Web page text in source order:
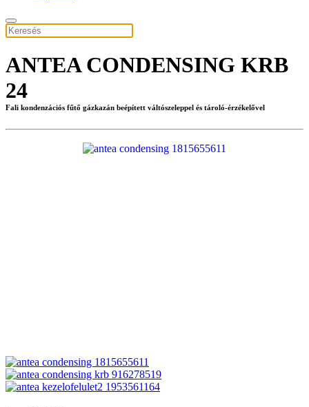
ANTEA CONDENSING KRB
24
Fali kondenzációs fűtő gázkazán beépített váltószeleppel és tároló-érzékelővel